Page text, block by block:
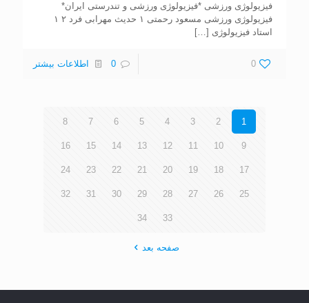
فیزیولوژی ورزشی *فیزیولوژی ورزشی و تندرستی ایران*
فیزیولوژی ورزشی مسعود رحمتی ۱ حدیث مهرابی فرد ۲ ۱
استاد فیزیولوژی […]
0
0 اطلاعات بیشتر
1
2
3
4
5
6
7
8
9
10
11
12
13
14
15
16
17
18
19
20
21
22
23
24
25
26
27
28
29
30
31
32
33
34
صفحه بعد